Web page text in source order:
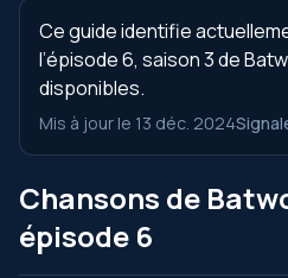
Ce guide identifie
l’épisode 6, saison 3 de
disponibles.
Mis à jour le 13 déc. 2024
Chansons de
épisode 6